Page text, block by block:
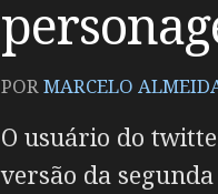
PORMARCELO
O usuário do
versão da